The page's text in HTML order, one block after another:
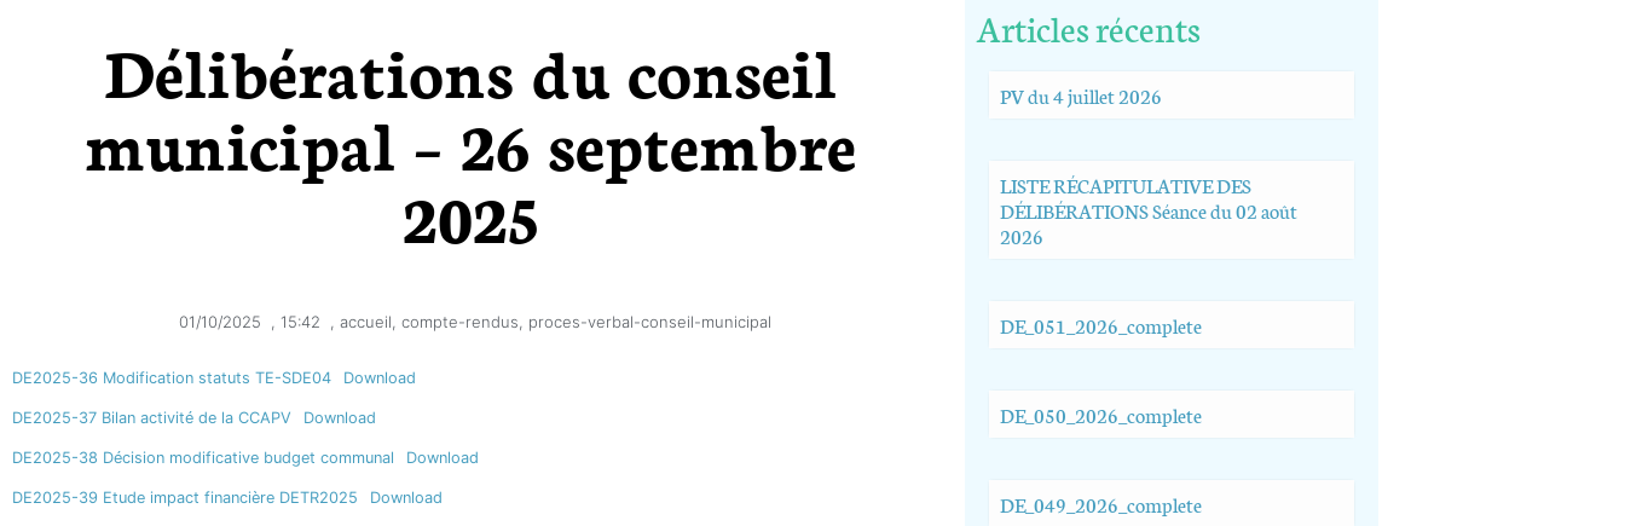
Délibérations du conseil
municipal – 26 septembre
2025
01/10/2025 15:42 accueil compte-rendus proces-verbal-conseil-municipal
DE2025-36 Modification statuts TE-SDE04 Download
DE2025-37 Bilan activité de la CCAPV Download
DE2025-38 Décision modificative budget communal Download
DE2025-39 Etude impact financière DETR2025 Download
Articles récents
PV du 4 juillet 2026
LISTE RÉCAPITULATIVE DES
DÉLIBÉRATIONS Séance du 02 août
2026
DE_051_2026_complete
DE_050_2026_complete
DE_049_2026_complete